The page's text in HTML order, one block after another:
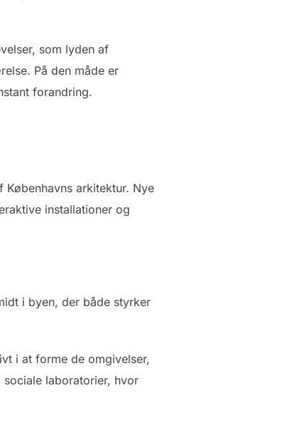
som lyden af
På den måde er
forandring.
arkitektur. Nye
installationer og
i byen, der både styrker
i at forme de omgivelser,
laboratorier, hvor